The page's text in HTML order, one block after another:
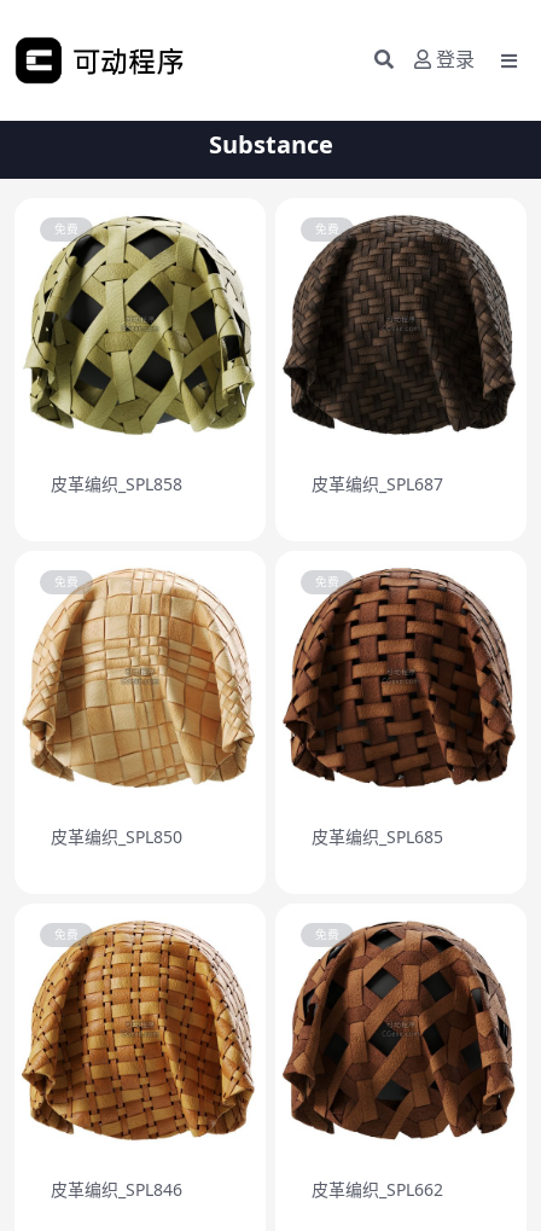
登录
Substance
免费
皮革编织_SPL858
免费
皮革编织_SPL687
免费
皮革编织_SPL850
免费
皮革编织_SPL685
免费
皮革编织_SPL846
免费
皮革编织_SPL662